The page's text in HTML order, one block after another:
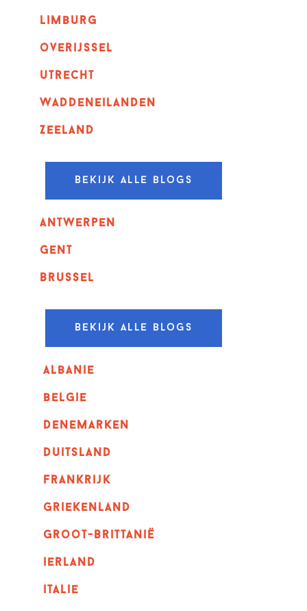
Limburg
overijssel
utrecht
Waddeneilanden
Zeeland
Bekijk alle blogs
Antwerpen
GENT
Brussel
Bekijk alle blogs
albanie
belgie
denemarken
duitsland
frankrijk
griekenland
Groot-Brittanië
ierland
italie